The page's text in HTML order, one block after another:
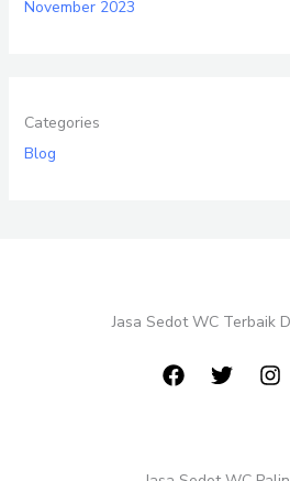
November 2023
Categories
Blog
Jasa Sedot WC Terbaik